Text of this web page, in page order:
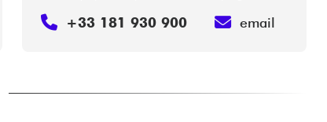
+33 181 930 900 email